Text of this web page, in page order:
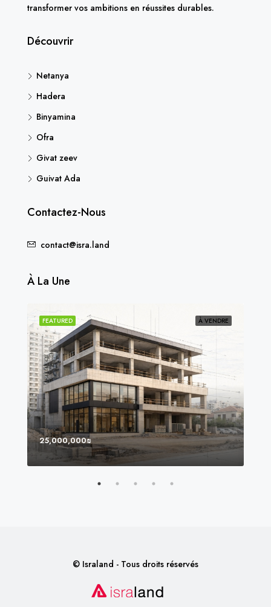
transformer vos ambitions en réussites durables.
Découvrir
Netanya
Hadera
Binyamina
Ofra
Givat zeev
Guivat Ada
Contactez-Nous
contact@isra.land
À La Une
À VENDRE
FEATURED
25,000,000₪
© Israland - Tous droits réservés